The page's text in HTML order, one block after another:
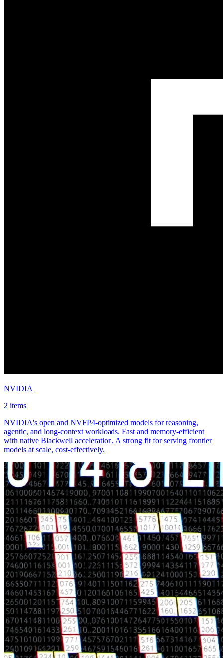
NVIDIA
2 items
NVIDIA's open and NVFP4-optimized models for reasoning,
agentic, and long-context workloads. Fast and memory-efficient
with native Blackwell acceleration. A strong fit for serving frontier
models at scale, cost-effectively.